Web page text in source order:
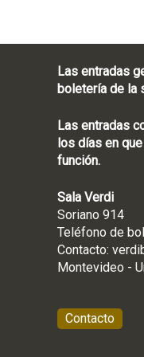
Las entradas
boletería de la
Las entradas
los días en
función.
Sala Verdi
Soriano 914
Contacto:
Contacto